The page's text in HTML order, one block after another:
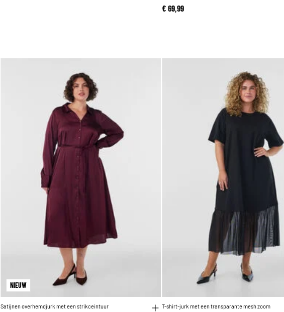
€ 69,99
NIEUW
Satijnen overhemdjurk met een strikceintuur T-shirt-jurk met een transparante mesh zoom